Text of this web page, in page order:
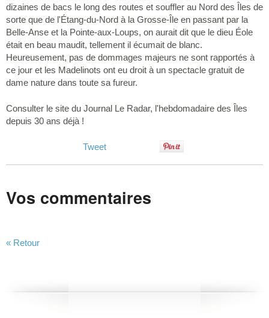
dizaines de bacs le long des routes et souffler au Nord des Îles de
sorte que de l'Étang-du-Nord à la Grosse-Île en passant par la
Belle-Anse et la Pointe-aux-Loups, on aurait dit que le dieu Éole
était en beau maudit, tellement il écumait de blanc.
Heureusement, pas de dommages majeurs ne sont rapportés à
ce jour et les Madelinots ont eu droit à un spectacle gratuit de
dame nature dans toute sa fureur.
Consulter le site du Journal Le Radar, l'hebdomadaire des Îles
depuis 30 ans déjà !
Tweet
Vos commentaires
« Retour